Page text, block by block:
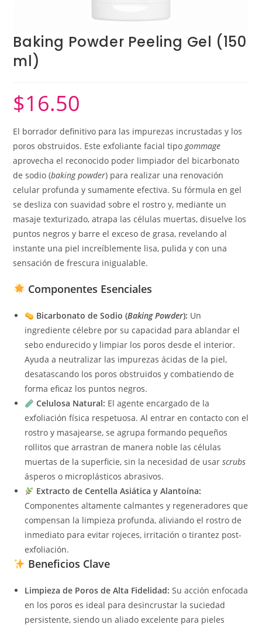
Baking Powder Peeling Gel (150
ml)
$16.50
El borrador definitivo para las impurezas incrustadas y los
poros obstruidos. Este exfoliante facial tipogommage
aprovecha el reconocido poder limpiador del bicarbonato
de sodio (baking powder) para realizar una renovación
celular profunda y sumamente efectiva. Su fórmula en gel
se desliza con suavidad sobre el rostro y, mediante un
masaje texturizado, atrapa las células muertas, disuelve los
puntos negros y barre el exceso de grasa, revelando al
instante una piel increíblemente lisa, pulida y con una
sensación de frescura inigualable.
Componentes Esenciales
Bicarbonato de Sodio (Baking Powder): Un
ingrediente célebre por su capacidad para ablandar el
sebo endurecido y limpiar los poros desde el interior.
Ayuda a neutralizar las impurezas ácidas de la piel,
desatascando los poros obstruidos y combatiendo de
forma eficaz los puntos negros.
Celulosa Natural: El agente encargado de la
exfoliación física respetuosa. Al entrar en contacto con el
rostro y masajearse, se agrupa formando pequeños
rollitos que arrastran de manera noble las células
muertas de la superficie, sin la necesidad de usarscrubs
ásperos o microplásticos abrasivos.
Extracto de Centella Asiática y Alantoína:
Componentes altamente calmantes y regeneradores que
compensan la limpieza profunda, aliviando el rostro de
inmediato para evitar rojeces, irritación o tirantez post-
exfoliación.
Beneficios Clave
Limpieza de Poros de Alta Fidelidad: Su acción enfocada
en los poros es ideal para desincrustar la suciedad
persistente, siendo un aliado excelente para pieles